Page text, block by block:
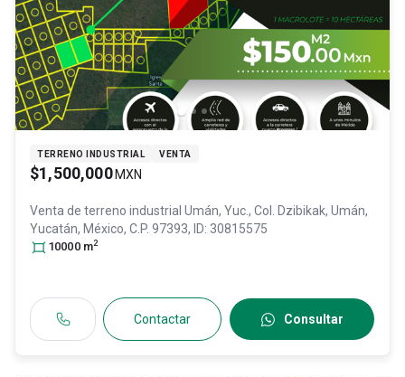
TERRENO INDUSTRIAL VENTA
$1,500,000 MXN
Venta de terreno industrial Umán, Yuc., Col. Dzibikak, Umán,
Yucatán, México, C.P. 97393, ID: 30815575
10000 m2
Contactar Consultar